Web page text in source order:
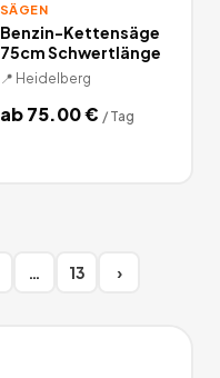
SÄGEN
Benzin-Kettensäge
75cm Schwertlänge
📍 Heidelberg
ab75.00€ / Tag
… 13 ›